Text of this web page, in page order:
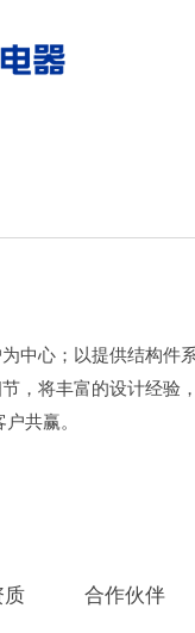
中心；以提供结构件
，将丰富的设计经验
共赢。
质 合作伙伴